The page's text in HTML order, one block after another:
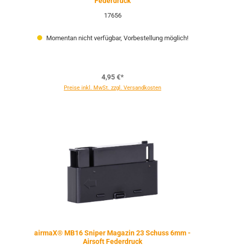
17656
Momentan nicht verfügbar, Vorbestellung möglich!
4,95 €*
Preise inkl. MwSt. zzgl. Versandkosten
airmaX® MB16 Sniper Magazin 23 Schuss 6mm -
Airsoft Federdruck